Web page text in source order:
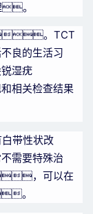
。
。TCT
良的生活习
湿疣
关检查结果
带性状改
需要特殊治
，可以在
。